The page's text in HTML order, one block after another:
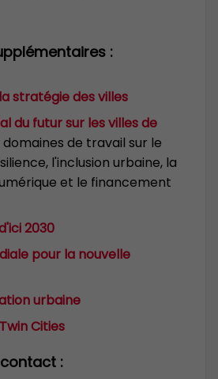
:
stratégie des villes
du futur sur les villes de
de travail sur le
l'inclusion urbaine, la
et le financement
2030
pour la nouvelle
urbaine
Cities
: